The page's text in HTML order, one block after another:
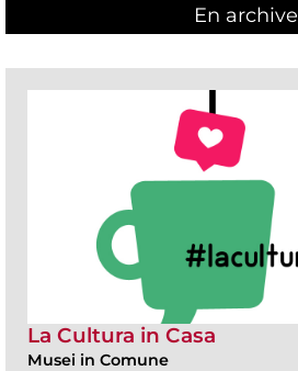
En archive
La Cultura in Casa
Musei in Comune